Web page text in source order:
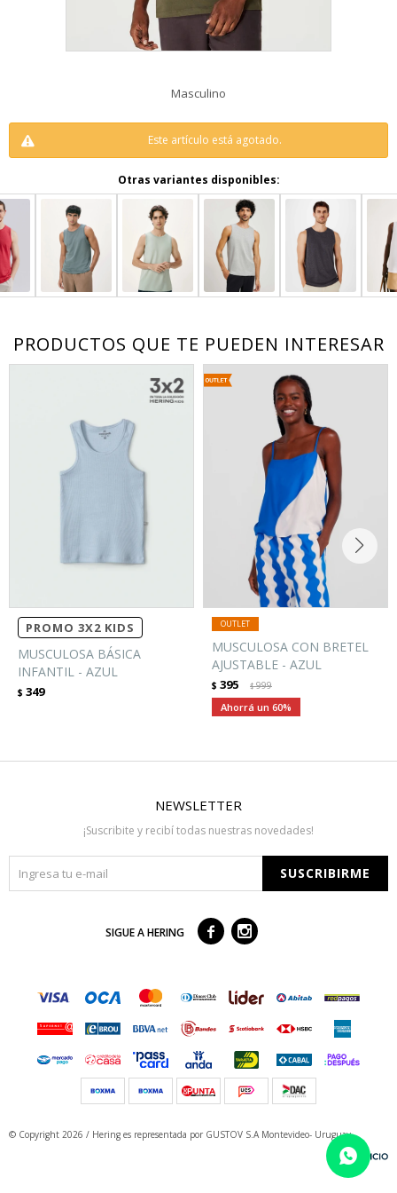
Masculino
Este artículo está agotado.
Otras variantes disponibles:
PRODUCTOS QUE TE PUEDEN INTERESAR
PROMO 3X2 KIDS
MUSCULOSA BÁSICA
INFANTIL - AZUL
$ 349
MUSCULOSA CON BRETEL
AJUSTABLE - AZUL
$ 395 $999
60
NEWSLETTER
¡Suscribite y recibí todas nuestras novedades!
SUSCRIBIRME
SIGUE A HERING  
© Copyright 2026 / Hering es representada por GUSTOV S.A Montevideo- Uruguay